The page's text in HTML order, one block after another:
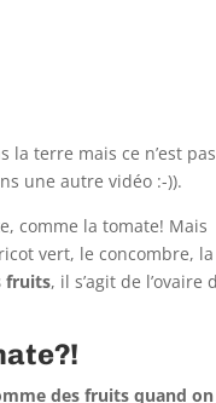
la terre mais ce n’est
une autre vidéo :-)).
comme la tomate! Mais
vert, le concombre, la
fruits, il s’agit de l’ovaire
des fruits quand on